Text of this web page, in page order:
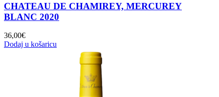
CHATEAU DE CHAMIREY, MERCUREY
BLANC 2020
36,00€
Dodaj u košaricu